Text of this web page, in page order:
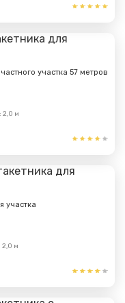
участка 57 метров
2,0 м
участка
2,0 м